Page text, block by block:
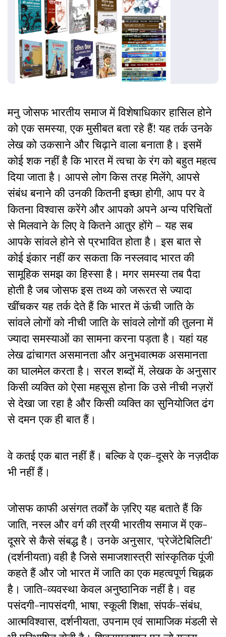
मनु जोसफ भारतीय समाज में विशेषाधिकार हासिल होने
को एक समस्या, एक मुसीबत बता रहे हैं! यह तर्क उनके
लेख को उकसाने और चिढ़ाने वाला बनाता है। इसमें
कोई शक नहीं है कि भारत में त्वचा के रंग को बहुत महत्व
दिया जाता है। आपसे लोग किस तरह मिलेंगे, आपसे
संबंध बनाने की उनकी कितनी इच्छा होगी, आप पर वे
कितना विश्वास करेंगे और आपको अपने अन्य परिचितों
से मिलवाने के लिए वे कितने आतुर होंगे – यह सब
आपके सांवले होने से प्रभावित होता है। इस बात से
कोई इंकार नहीं कर सकता कि नस्लवाद भारत की
सामूहिक समझ का हिस्सा है। मगर समस्या तब पैदा
होती है जब जोसफ इस तथ्य को जरूरत से ज्यादा
खींचकर यह तर्क देते हैं कि भारत में ऊंची जाति के
सांवले लोगों को नीची जाति के सांवले लोगों की तुलना में
ज्यादा समस्याओं का सामना करना पड़ता है। यहां यह
लेख ढांचागत असमानता और अनुभवात्मक असमानता
का घालमेल करता है। सरल शब्दों में, लेखक के अनुसार
किसी व्यक्ति को ऐसा महसूस होना कि उसे नीची नज़रों
से देखा जा रहा है और किसी व्यक्ति का सुनियोजित ढंग
से दमन एक ही बात हैं।
वे कतई एक बात नहीं हैं। बल्कि वे एक-दूसरे के नज़दीक
भी नहीं हैं।
जोसफ काफी असंगत तर्कों के ज़रिए यह बताते हैं कि
जाति, नस्ल और वर्ग की त्रयी भारतीय समाज में एक-
दूसरे से कैसे संबद्ध है। उनके अनुसार, ‘प्रेजेंटेबिलिटी’
(दर्शनीयता) वही है जिसे समाजशास्त्री सांस्कृतिक पूंजी
कहते हैं और जो भारत में जाति का एक महत्वपूर्ण चिह्नक
है। जाति-व्यवस्था केवल अनुष्ठानिक नहीं है। वह
पसंदगी-नापसंदगी, भाषा, स्कूली शिक्षा, संपर्क-संबंध,
आत्मविश्वास, दर्शनीयता, उपनाम एवं सामाजिक मंडली से